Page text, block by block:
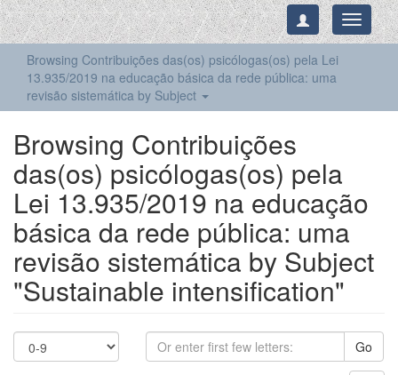
Toggle
Browsing Contribuições das(os) psicólogas(os) pela Lei
13.935/2019 na educação básica da rede pública: uma
revisão sistemática by Subject
Browsing Contribuições
das(os) psicólogas(os) pela
Lei 13.935/2019 na educação
básica da rede pública: uma
revisão sistemática by Subject
"Sustainable intensification"
Go